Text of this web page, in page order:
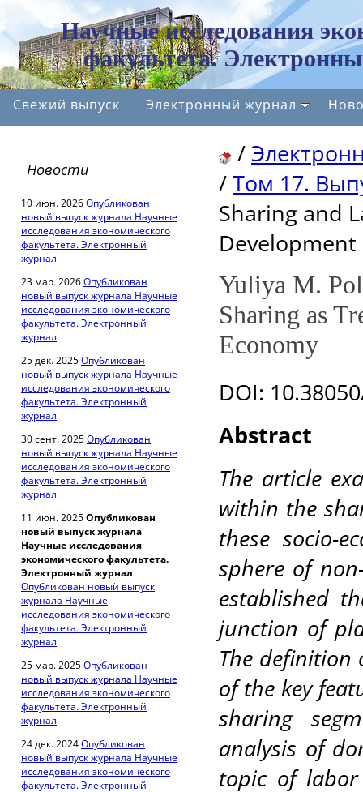
Научные исследования
факультета.
Свежий выпуск Электронный журнал
Новости
10 июн. 2026Опубликован
новый выпуск журнала Научные
исследования экономического
факультета. Электронный
журнал
23 мар. 2026Опубликован
новый выпуск журнала Научные
исследования экономического
факультета. Электронный
журнал
25 дек. 2025Опубликован
новый выпуск журнала Научные
исследования экономического
факультета. Электронный
журнал
30 сент. 2025Опубликован
новый выпуск журнала Научные
исследования экономического
факультета. Электронный
журнал
11 июн. 2025Опубликован
новый выпуск журнала
Научные исследования
экономического факультета.
Электронный журнал
Опубликован новый выпуск
журнала Научные
исследования экономического
факультета. Электронный
журнал
25 мар. 2025Опубликован
новый выпуск журнала Научные
исследования экономического
факультета. Электронный
журнал
24 дек. 2024Опубликован
новый выпуск журнала Научные
исследования экономического
факультета. Электронный
/
/Том 17.
Sharing and
Yuliya M.
Sharing as
Economy
DOI:
Abstract
The article
within the
these socio-
sphere of
established
junction of
The
of the key
sharing
analysis of
topic of